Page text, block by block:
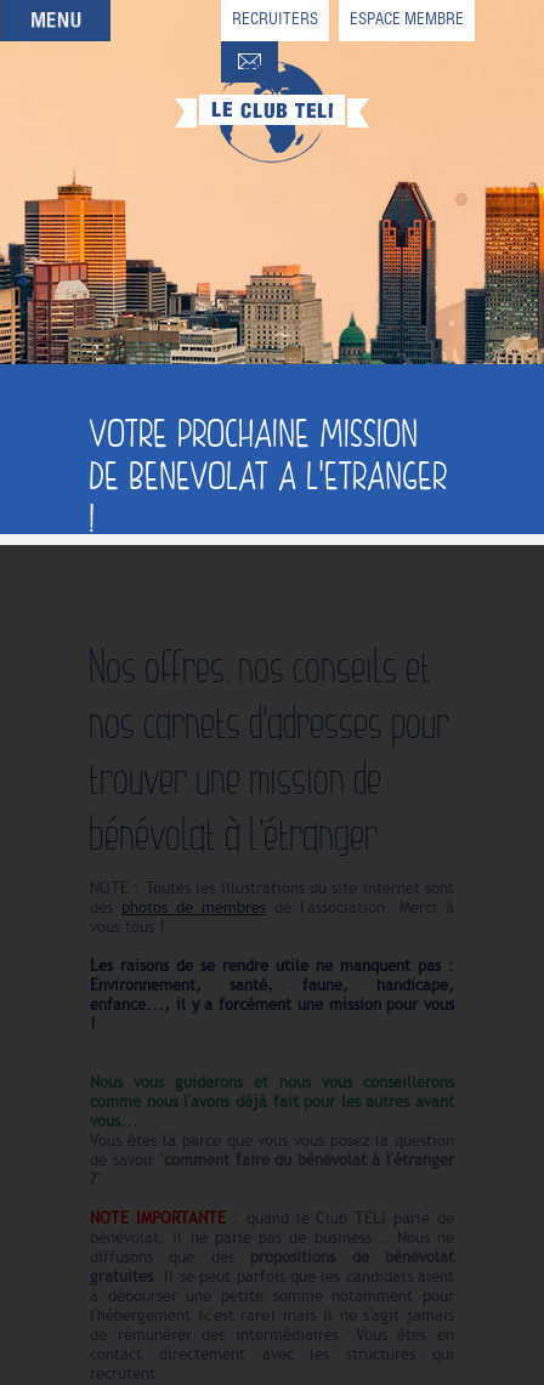
QUI SOMMES-NOUS
QUE CHERCHEZ-VOUS ?
NOS OFFRES PARTENAIRES
DEVENIR MEMBRE
RECRUITERS ESPACE MEMBRE
VOTRE PROCHAINE MISSION
DE BENEVOLAT A L'ETRANGER
!
Nos offres, nos conseils et
nos carnets d'adresses pour
trouver une mission de
bénévolat à l'étranger
NOTE : Toutes les illustrations du site internet sont
des photos de membres de l'association. Merci à
vous tous !
Les raisons de se rendre utile ne manquent pas :
Environnement, santé, faune, handicape,
enfance..., il y a forcément une mission pour vous
Nous vous guiderons et nous vous conseillerons
comme nous l'avons déjà fait pour les autres avant
vous...
Vous êtes là parce que vous vous posez la question
de savoir " comment faire du bénévolat à l'étranger
? ".
NOTE IMPORTANTE : quand le Club TELI parle de
bénévolat, il ne parle pas de business... Nous ne
diffusons que des propositions de bénévolat
gratuites. Il se peut parfois que les candidats aient
à débourser une petite somme notamment pour
l'hébergement (c'est rare) mais il ne s'agit jamais
de rémunérer des intermédiaires. Vous êtes en
contact directement avec les structures qui
recrutent.